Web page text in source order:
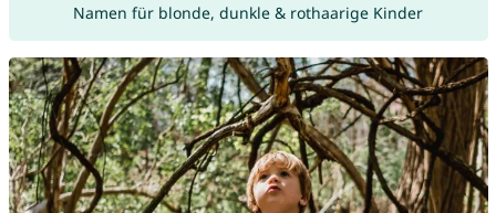
Namen für blonde, dunkle & rothaarige Kinder